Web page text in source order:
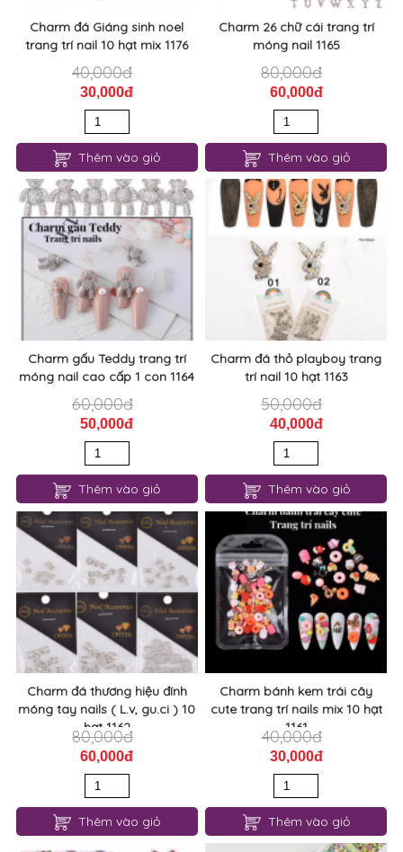
Charm đá Giáng sinh noel
trang trí nail 10 hạt mix 1176
40,000đ
30,000đ
Thêm vào giỏ
Charm 26 chữ cái trang trí
móng nail 1165
80,000đ
60,000đ
Thêm vào giỏ
Charm gấu Teddy trang trí
móng nail cao cấp 1 con 1164
60,000đ
50,000đ
Thêm vào giỏ
Charm đá thỏ playboy trang
trí nail 10 hạt 1163
50,000đ
40,000đ
Thêm vào giỏ
Charm đá thương hiệu đính
móng tay nails ( L.v, gu.ci ) 10
hạt 1162
80,000đ
60,000đ
Thêm vào giỏ
Charm bánh kem trái cây
cute trang trí nails mix 10 hạt
1161
40,000đ
30,000đ
Thêm vào giỏ